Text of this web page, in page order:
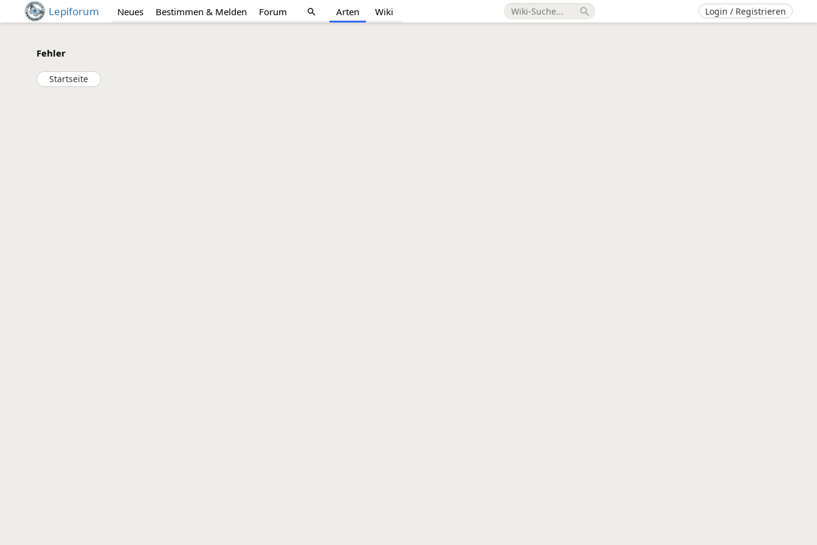
Lepiforum Neues Bestimmen & Melden Forum search Arten Wiki search Login / Registrieren
Fehler
Startseite